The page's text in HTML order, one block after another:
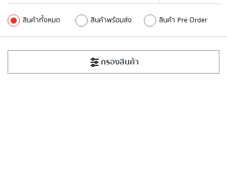
i
t
สินค้าทั้งหมด สินค้าพร้อมส่ง สินค้า Pre Order
กรองสินค้า